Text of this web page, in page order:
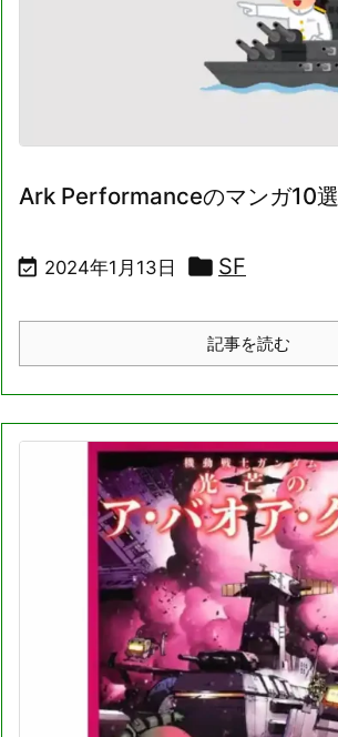
Ark Performanceのマンガ10選
 2024年1月13日  SF
記事を読む